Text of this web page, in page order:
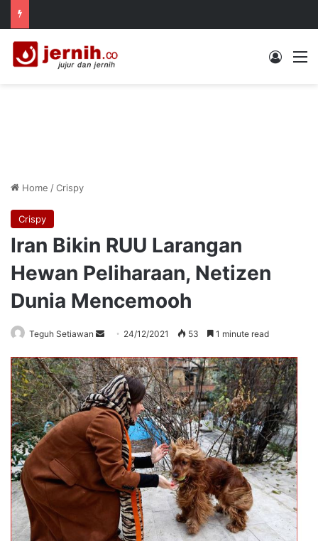
Log In
Home /Crispy
Crispy
Iran Bikin RUU Larangan
Hewan Peliharaan, Netizen
Dunia Mencemooh
Teguh Setiawan
Send
email
24/12/2021 53 1 minute read